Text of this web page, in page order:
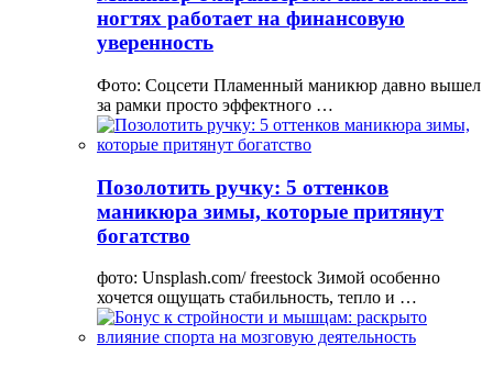
ногтях работает на финансовую
уверенность
Фото: Соцсети Пламенный маникюр давно вышел
за рамки просто эффектного …
Позолотить ручку: 5 оттенков
маникюра зимы, которые притянут
богатство
фото: Unsplash.com/ freestock Зимой особенно
хочется ощущать стабильность, тепло и …